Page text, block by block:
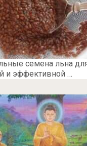
семена льна
и эффективной …